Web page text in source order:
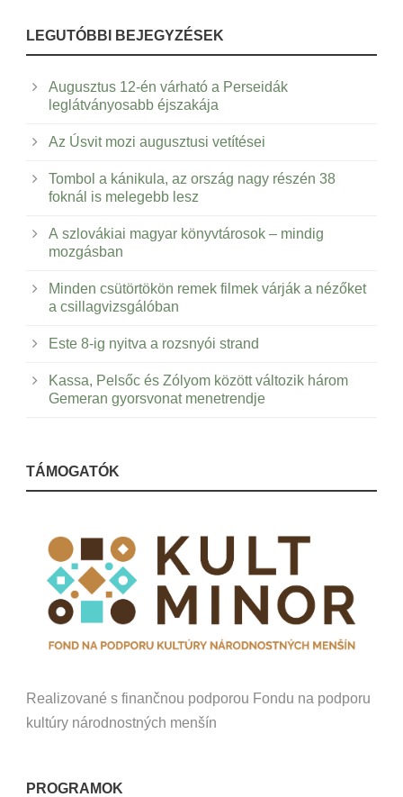
LEGUTÓBBI BEJEGYZÉSEK
Augusztus 12-én várható a Perseidák
leglátványosabb éjszakája
Az Úsvit mozi augusztusi vetítései
Tombol a kánikula, az ország nagy részén 38
foknál is melegebb lesz
A szlovákiai magyar könyvtárosok – mindig
mozgásban
Minden csütörtökön remek filmek várják a nézőket
a csillagvizsgálóban
Este 8-ig nyitva a rozsnyói strand
Kassa, Pelsőc és Zólyom között változik három
Gemeran gyorsvonat menetrendje
TÁMOGATÓK
Realizované s finančnou podporou Fondu na podporu
kultúry národnostných menšín
PROGRAMOK